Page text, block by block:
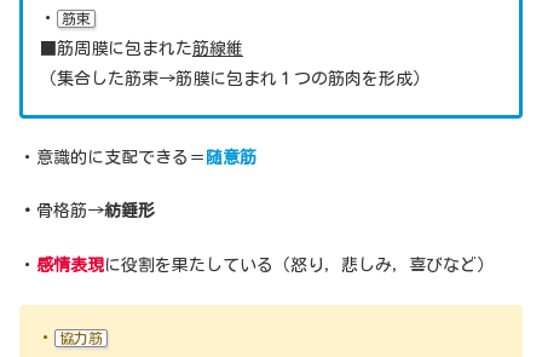
・ 筋束
■筋周膜に包まれた筋線維
（集合した筋束→筋膜に包まれ１つの筋肉を形成）
・意識的に支配できる＝ 随意筋
・ 骨格筋→紡錘形
・ 感情表現に役割を果たしている（怒り，悲しみ，喜びなど）
・ 協力筋